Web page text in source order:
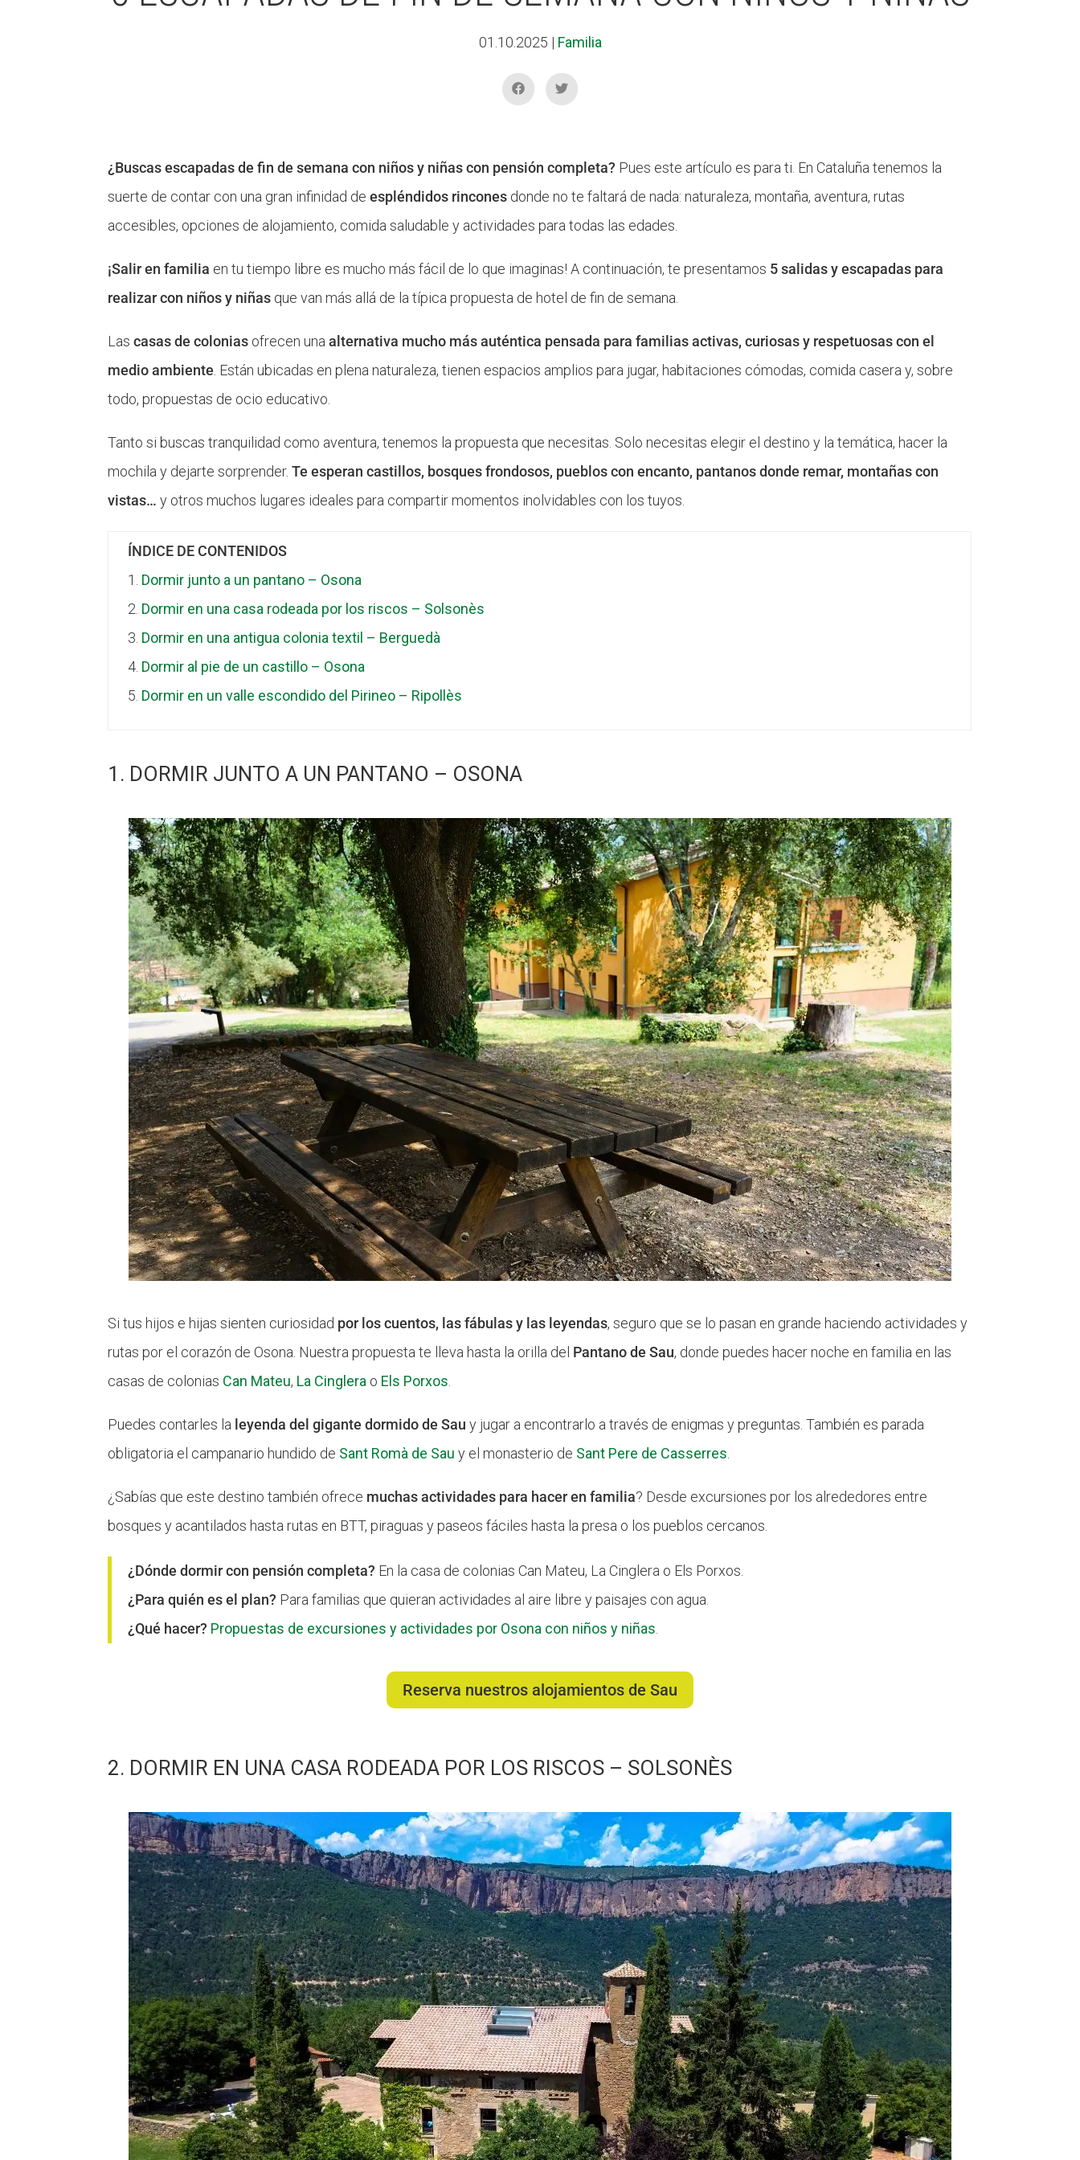
01.10.2025 | Familia
¿Buscas escapadas de fin de semana con niños y niñas con pensión completa? Pues este artículo es para ti. En Cataluña tenemos la
suerte de contar con una gran infinidad deespléndidos rincones donde no te faltará de nada: naturaleza, montaña, aventura, rutas
accesibles, opciones de alojamiento, comida saludable y actividades para todas las edades.
¡Salir en familia en tu tiempo libre es mucho más fácil de lo que imaginas! A continuación, te presentamos 5 salidas y escapadas para
realizar con niños y niñas que van más allá de la típica propuesta de hotel de fin de semana.
Lascasas de colonias ofrecen unaalternativa mucho más auténtica pensada para familias activas, curiosas y respetuosas con el
medio ambiente . Están ubicadas en plena naturaleza, tienen espacios amplios para jugar, habitaciones cómodas, comida casera y, sobre
todo, propuestas de ocio educativo.
Tanto si buscas tranquilidad como aventura, tenemos la propuesta que necesitas. Solo necesitas elegir el destino y la temática, hacer la
mochila y dejarte sorprender.Te esperan castillos, bosques frondosos, pueblos con encanto, pantanos donde remar, montañas con
vistas… y otros muchos lugares ideales para compartir momentos inolvidables con los tuyos.
ÍNDICE DE CONTENIDOS
Dormir junto a un pantano – Osona
Dormir en una casa rodeada por los riscos – Solsonès
Dormir en una antigua colonia textil – Berguedà
Dormir al pie de un castillo – Osona
Dormir en un valle escondido del Pirineo – Ripollès
1. DORMIR JUNTO A UN PANTANO – OSONA
Si tus hijos e hijas sienten curiosidad por los cuentos, las fábulas y las leyendas, seguro que se lo pasan en grande haciendo actividades y
rutas por el corazón de Osona. Nuestra propuesta te lleva hasta la orilla del Pantano de Sau, donde puedes hacer noche en familia en las
casas de colonias Can Mateu, La Cinglera o Els Porxos
Puedes contarles la leyenda del gigante dormido de Sau y jugar a encontrarlo a través de enigmas y preguntas. También es parada
obligatoria el campanario hundido de Sant Romà de Sau y el monasterio de Sant Pere de Casserres
¿Sabías que este destino también ofrece muchas actividades para hacer en familia? Desde excursiones por los alrededores entre
bosques y acantilados hasta rutas en BTT, piraguas y paseos fáciles hasta la presa o los pueblos cercanos.
¿Dónde dormir con pensión completa? En la casa de colonias Can Mateu, La Cinglera o Els Porxos.
¿Para quién es el plan? Para familias que quieran actividades al aire libre y paisajes con agua.
¿Qué hacer? Propuestas de excursiones y actividades por Osona con niños y niñas
Reserva nuestros alojamientos de Sau
2. DORMIR EN UNA CASA RODEADA POR LOS RISCOS – SOLSONÈS